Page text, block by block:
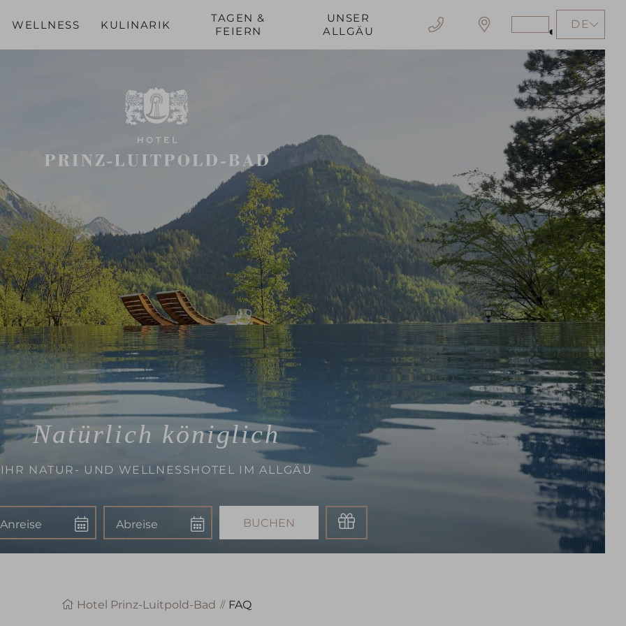
Stärkeren
Kontrast
erzeugen
DE
EN
WELLNESS KULINARIK
TAGEN &
FEIERN
UNSER
ALLGÄU
Natürlich königlich
IHR NATUR- UND WELLNESSHOTEL IM ALLGÄU
Abreise Buchen Gutschein
Hotel Prinz-Luitpold-Bad FAQ